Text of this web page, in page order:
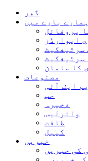
گھر
ہمارے بارے میں
پروفائل
ایوارڈز
سرٹیفکیٹ
سرٹیفکیٹ
کا سامان
مصنوعات
ایف آئی
حب
ذخیرہ
وائرلیس
طاقت
کیبل
خبریں
کی خبریں
خبریں۔